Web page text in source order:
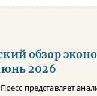
обзор
2026
представляет